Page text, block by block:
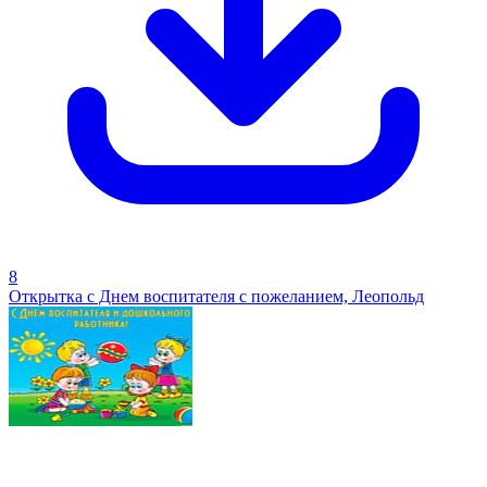
8
Открытка с Днем воспитателя с пожеланием, Леопольд